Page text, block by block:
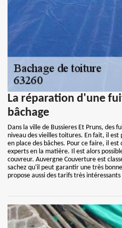
La réparation d'une
bâchage
Dans la ville de Bussieres Et Pruns, des
niveau des vieilles toitures. En fait, il
en place des bâches. Pour ce faire, il
experts en la matière. Il est alors
couvreur. Auvergne Couverture est
sachez qu'il peut garantir une très
propose aussi des tarifs très